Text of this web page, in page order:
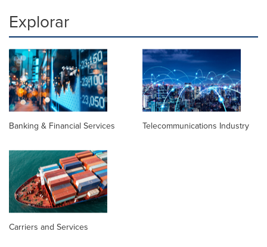
Explorar
Banking & Financial Services Telecommunications Industry
Carriers and Services